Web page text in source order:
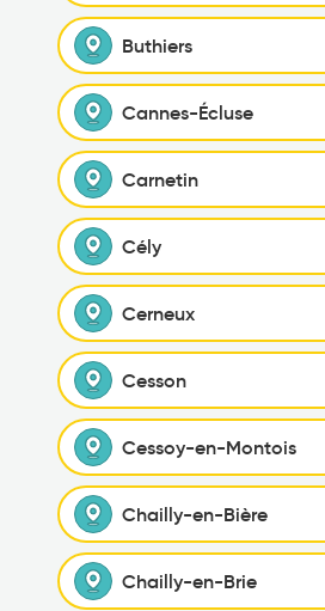
Buthiers
Cannes-Écluse
Carnetin
Cély
Cerneux
Cesson
Cessoy-en-Montois
Chailly-en-Bière
Chailly-en-Brie